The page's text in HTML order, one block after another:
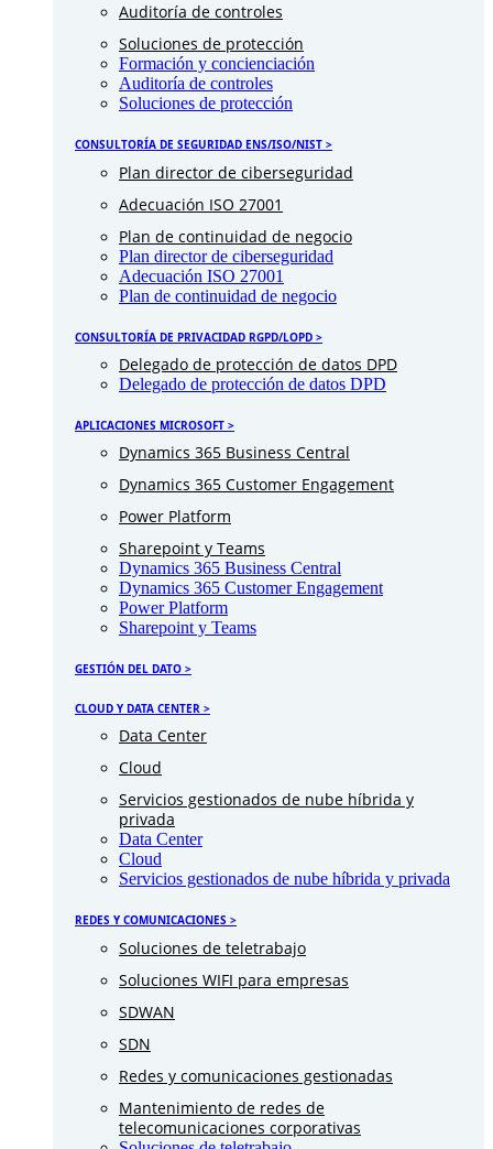
Auditoría de controles
Soluciones de protección
Formación y concienciación
Auditoría de controles
Soluciones de protección
CONSULTORÍA DE SEGURIDAD ENS/ISO/NIST >
Plan director de ciberseguridad
Adecuación ISO 27001
Plan de continuidad de negocio
Plan director de ciberseguridad
Adecuación ISO 27001
Plan de continuidad de negocio
CONSULTORÍA DE PRIVACIDAD RGPD/LOPD >
Delegado de protección de datos DPD
Delegado de protección de datos DPD
APLICACIONES MICROSOFT >
Dynamics 365 Business Central
Dynamics 365 Customer Engagement
Power Platform
Sharepoint y Teams
Dynamics 365 Business Central
Dynamics 365 Customer Engagement
Power Platform
Sharepoint y Teams
GESTIÓN DEL DATO >
CLOUD Y DATA CENTER >
Data Center
Cloud
Servicios gestionados de nube híbrida y
privada
Data Center
Cloud
Servicios gestionados de nube híbrida y privada
REDES Y COMUNICACIONES >
Soluciones de teletrabajo
Soluciones WIFI para empresas
SDWAN
SDN
Redes y comunicaciones gestionadas
Mantenimiento de redes de
telecomunicaciones corporativas